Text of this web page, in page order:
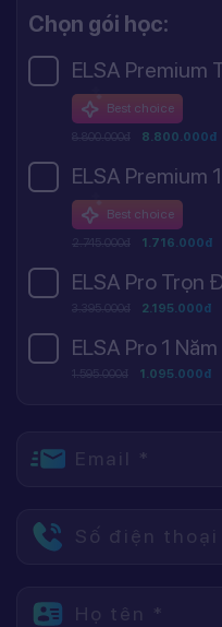
Chọn gói học:
ELSA Premium
Best choice
8.800.000đ 8.800.000đ
ELSA Premium
Best choice
2.745.000đ 1.716.000đ
ELSA Pro Trọn
3.395.000đ 2.195.000đ
ELSA Pro 1 Năm
1.595.000đ 1.095.000đ
Email *
Số điện thoại
Họ tên *